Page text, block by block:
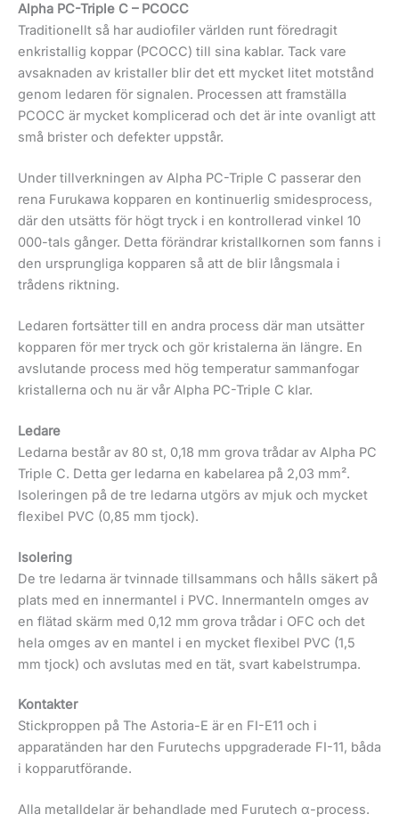
Alpha PC-Triple C – PCOCC
Traditionellt så har audiofiler världen runt föredragit
enkristallig koppar (PCOCC) till sina kablar. Tack vare
avsaknaden av kristaller blir det ett mycket litet motstånd
genom ledaren för signalen. Processen att framställa
PCOCC är mycket komplicerad och det är inte ovanligt att
små brister och defekter uppstår.
Under tillverkningen av Alpha PC-Triple C passerar den
rena Furukawa kopparen en kontinuerlig smidesprocess,
där den utsätts för högt tryck i en kontrollerad vinkel 10
000-tals gånger. Detta förändrar kristallkornen som fanns i
den ursprungliga kopparen så att de blir långsmala i
trådens riktning.
Ledaren fortsätter till en andra process där man utsätter
kopparen för mer tryck och gör kristalerna än längre. En
avslutande process med hög temperatur sammanfogar
kristallerna och nu är vår Alpha PC-Triple C klar.
Ledare
Ledarna består av 80 st, 0,18 mm grova trådar av Alpha PC
Triple C. Detta ger ledarna en kabelarea på 2,03 mm².
Isoleringen på de tre ledarna utgörs av mjuk och mycket
flexibel PVC (0,85 mm tjock).
Isolering
De tre ledarna är tvinnade tillsammans och hålls säkert på
plats med en innermantel i PVC. Innermanteln omges av
en flätad skärm med 0,12 mm grova trådar i OFC och det
hela omges av en mantel i en mycket flexibel PVC (1,5
mm tjock) och avslutas med en tät, svart kabelstrumpa.
Kontakter
Stickproppen på The Astoria-E är en FI-E11 och i
apparatänden har den Furutechs uppgraderade FI-11, båda
i kopparutförande.
Alla metalldelar är behandlade med Furutech α-process.